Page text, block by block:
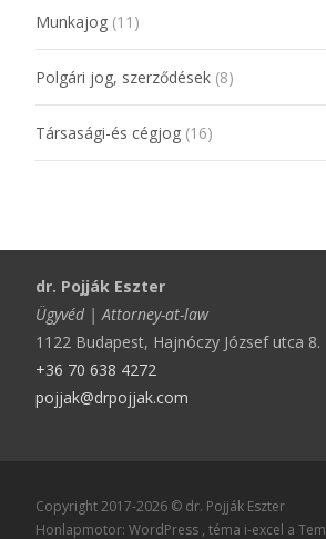
Munkajog (11)
Polgári jog, szerződések (8)
Társasági-és cégjog (16)
dr. Pojják Eszter
Ügyvéd | Attorney-at-law
1122 Budapest, Hajnóczy József utca 8.
+36 70 638 4272
pojjak@drpojjak.com
Copyright 2017-2026 © dr. Pojják Eszter
Honlapmotor: WordPress , téma i-excel a